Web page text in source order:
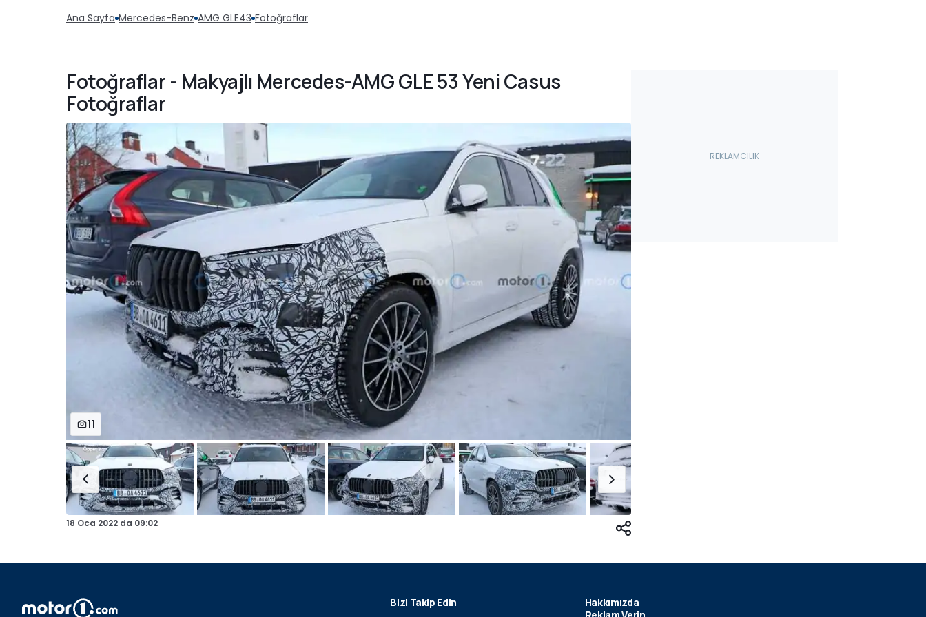
Ana Sayfa Mercedes-Benz AMG GLE43 Fotoğraflar
Fotoğraflar - Makyajlı Mercedes-AMG GLE 53 Yeni Casus
Fotoğraflar
11
18 Oca 2022 da 09:02
Bizi Takip Edin
Hakkımızda